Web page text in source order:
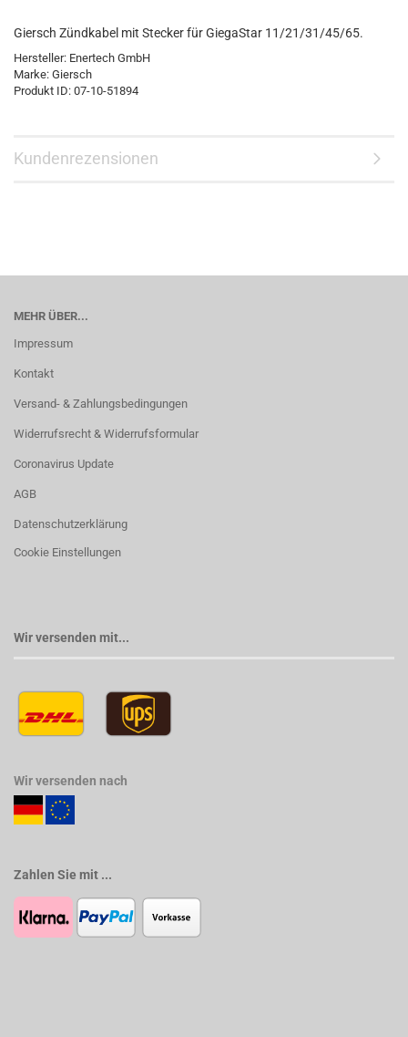
Giersch Zündkabel mit Stecker für GiegaStar 11/21/31/45/65.
Hersteller: Enertech GmbH
Marke: Giersch
Produkt ID: 07-10-51894
Kundenrezensionen
MEHR ÜBER...
Impressum
Kontakt
Versand- & Zahlungsbedingungen
Widerrufsrecht & Widerrufsformular
Coronavirus Update
AGB
Datenschutzerklärung
Cookie Einstellungen
Wir versenden mit...
Wir versenden nach
Zahlen Sie mit ...